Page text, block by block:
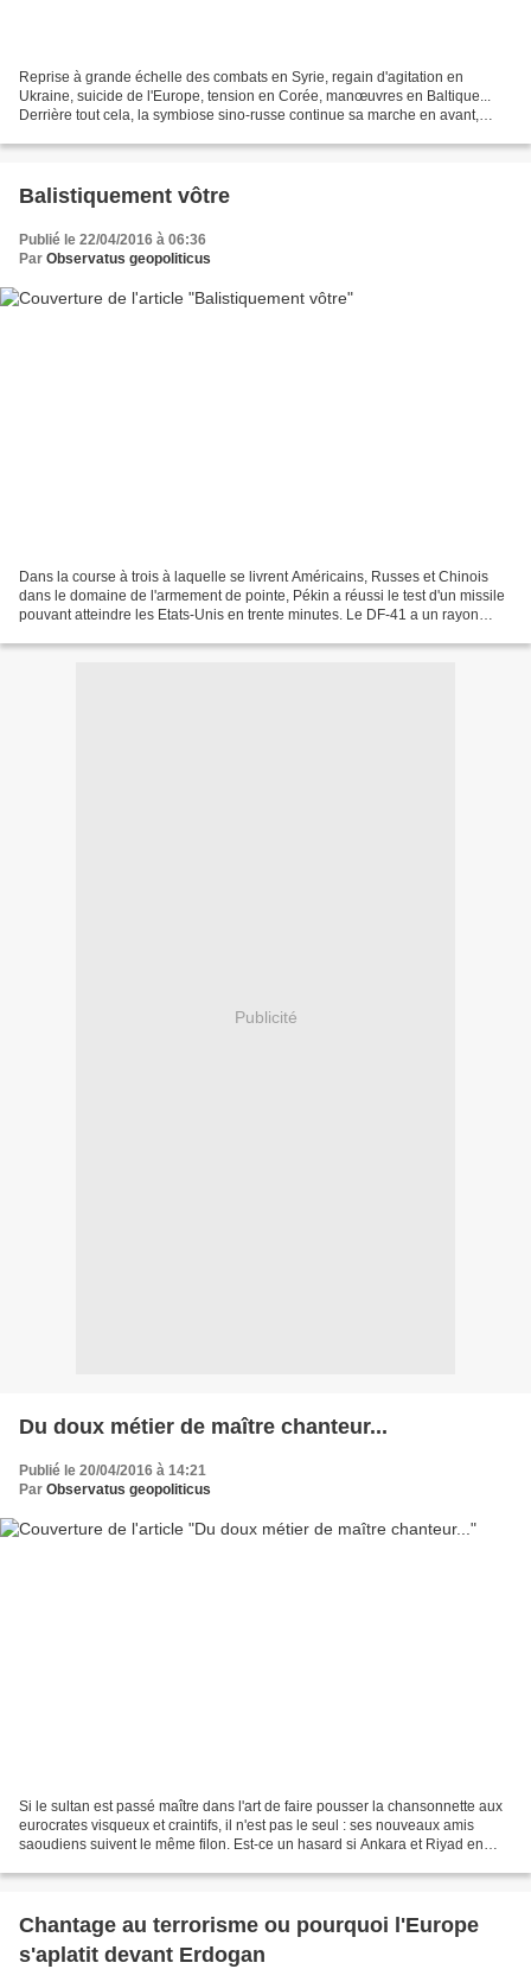
Reprise à grande échelle des combats en Syrie, regain d'agitation en
Ukraine, suicide de l'Europe, tension en Corée, manœuvres en Baltique...
Derrière tout cela, la symbiose sino-russe continue sa marche en avant,
Balistiquement vôtre
Publié le 22/04/2016 à 06:36
Par Observatus geopoliticus
Dans la course à trois à laquelle se livrent Américains, Russes et Chinois
dans le domaine de l'armement de pointe, Pékin a réussi le test d'un missile
pouvant atteindre les Etats-Unis en trente minutes. Le DF-41 a un rayon
Publicité
Du doux métier de maître chanteur...
Publié le 20/04/2016 à 14:21
Par Observatus geopoliticus
Si le sultan est passé maître dans l'art de faire pousser la chansonnette aux
eurocrates visqueux et craintifs, il n'est pas le seul : ses nouveaux amis
saoudiens suivent le même filon. Est-ce un hasard si Ankara et Riyad en
Chantage au terrorisme ou pourquoi l'Europe
s'aplatit devant Erdogan